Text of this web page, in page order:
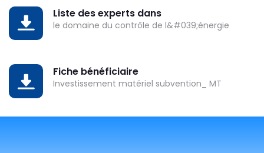
DOWNLOADListe des experts dans
le domaine du contrôle de l&#039;énergie
DOWNLOADFiche bénéficiaire
Investissement matériel subvention_ MT